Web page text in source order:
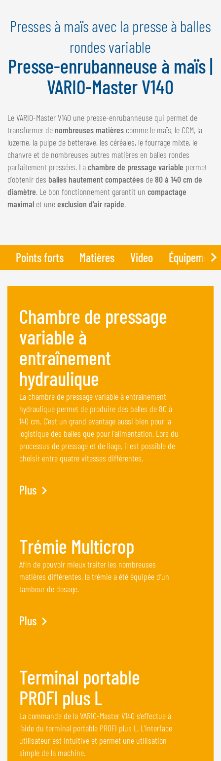
FRANÇAIS
SUISSE
GÖWEIL Schweiz
FRANÇAIS
Presses à maïs avec la presse à balles
rondes variable
Presse-enrubanneuse à maïs |
VARIO-Master V140
Le VARIO-Master V140 une presse-enrubanneuse qui permet de
transformer de nombreuses matières comme le maïs, le CCM, la
luzerne, la pulpe de betterave, les céréales, le fourrage mixte, le
chanvre et de nombreuses autres matières en balles rondes
parfaitement pressées. Lachambre de pressage variable permet
d'obtenir des balles hautement compactées de80 à 140 cm de
diamètre. Le bon fonctionnement garantit un compactage
maximal et uneexclusion d’air rapide.
Points forts Matières Video Équipement
Chambre de pressage
variable à
entraînement
hydraulique
La chambre de pressage variable à entraînement
hydraulique permet de produire des balles de 80 à
140 cm. C'est un grand avantage aussi bien pour la
logistique des balles que pour l'alimentation. Lors du
processus de pressage et de liage, il est possible de
choisir entre quatre vitesses différentes.
Plus
Trémie Multicrop
Afin de pouvoir mieux traiter les nombreuses
matières différentes, la trémie a été équipée d’un
tambour de dosage.
Plus
Terminal portable
PROFI plus L
La commande de la VARIO-Master V140 s’effectue à
l’aide du terminal portable PROFI plus L. L’interface
utilisateur est intuitive et permet une utilisation
simple de la machine.